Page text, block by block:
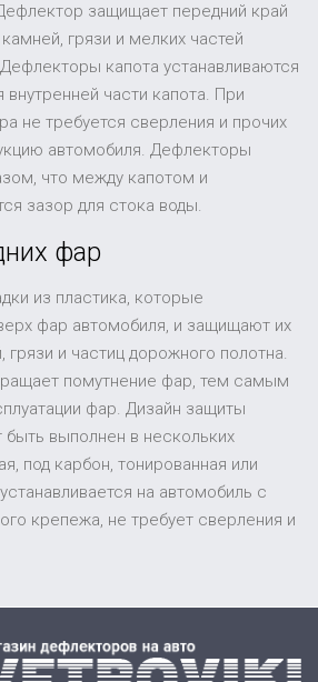
защищает передний край
грязи и мелких частей
капота устанавливаются
части капота. При
не требуется сверления и прочих
автомобиля. Дефлекторы
что между капотом и
зазор для стока воды.
фар
из пластика, которые
фар автомобиля, и защищают их
грязи и частиц дорожного полотна.
помутнение фар, тем самым
фар. Дизайн защиты
выполнен в нескольких
под карбон, тонированная или
на автомобиль с
крепежа, не требует сверления и